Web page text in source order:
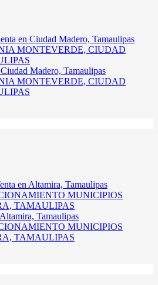
Madero, Tamaulipas
MONTEVERDE, CIUDAD
Tamaulipas
MUNICIPIOS
TAMAULIPAS